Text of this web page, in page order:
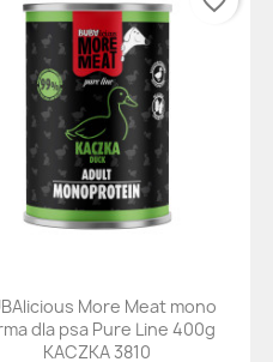
More Meat mono
dla psa Pure Line 400g
KACZKA 3810